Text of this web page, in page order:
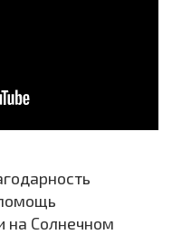
на Солнечном